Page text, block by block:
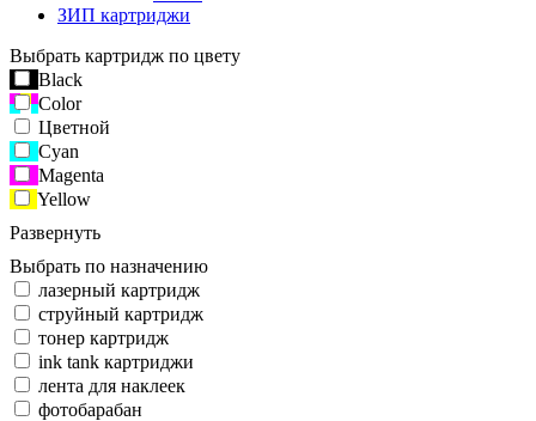
ЗИП картриджи
Выбрать картридж по цвету
Black
Color
Цветной
Cyan
Magenta
Yellow
Развернуть
Выбрать по назначению
лазерный картридж
струйный картридж
тонер картридж
ink tank картриджи
лента для наклеек
фотобарабан